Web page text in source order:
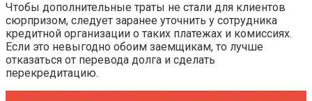
Чтобы дополнительные траты не стали для клиентов
сюрпризом, следует заранее уточнить у сотрудника
кредитной организации о таких платежах и комиссиях.
Если это невыгодно обоим заемщикам, то лучше
отказаться от перевода долга и сделать
перекредитацию.